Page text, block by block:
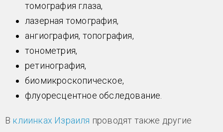
томография глаза,
лазерная томография,
ангиография, топография,
тонометрия,
ретинография,
биомикроскопическое,
флуоресцентное обследование.
В клиинках Израиля проводят также другие